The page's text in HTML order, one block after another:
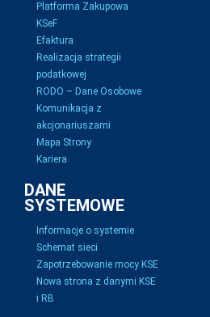
Platforma Zakupowa
KSeF
Efaktura
Realizacja strategii
podatkowej
RODO – Dane Osobowe
Komunikacja z
akcjonariuszami
Mapa Strony
Kariera
DANE
SYSTEMOWE
Informacje o systemie
Schemat sieci
Zapotrzebowanie mocy KSE
Nowa strona z danymi KSE
i RB